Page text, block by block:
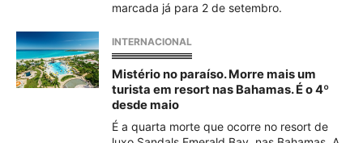
marcada já para 2 de setembro.
INTERNACIONAL
Mistério no paraíso. Morre mais um
turista em resort nas Bahamas. É o 4º
desde maio
É a quarta morte que ocorre no resort de